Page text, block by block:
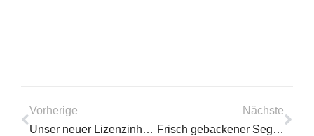
Vorherige
Unser neuer Lizenzinhaber
Nächste
Frisch gebackener Segelflieger startet in die Ultraleicht-Ausbildung